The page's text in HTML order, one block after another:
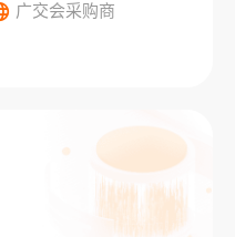
广交会采购商